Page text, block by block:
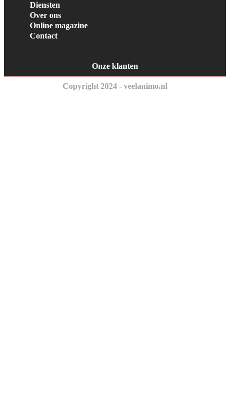
Diensten
Over ons
Online magazine
Contact
Onze klanten
Copyright 2024 - veelanimo.nl